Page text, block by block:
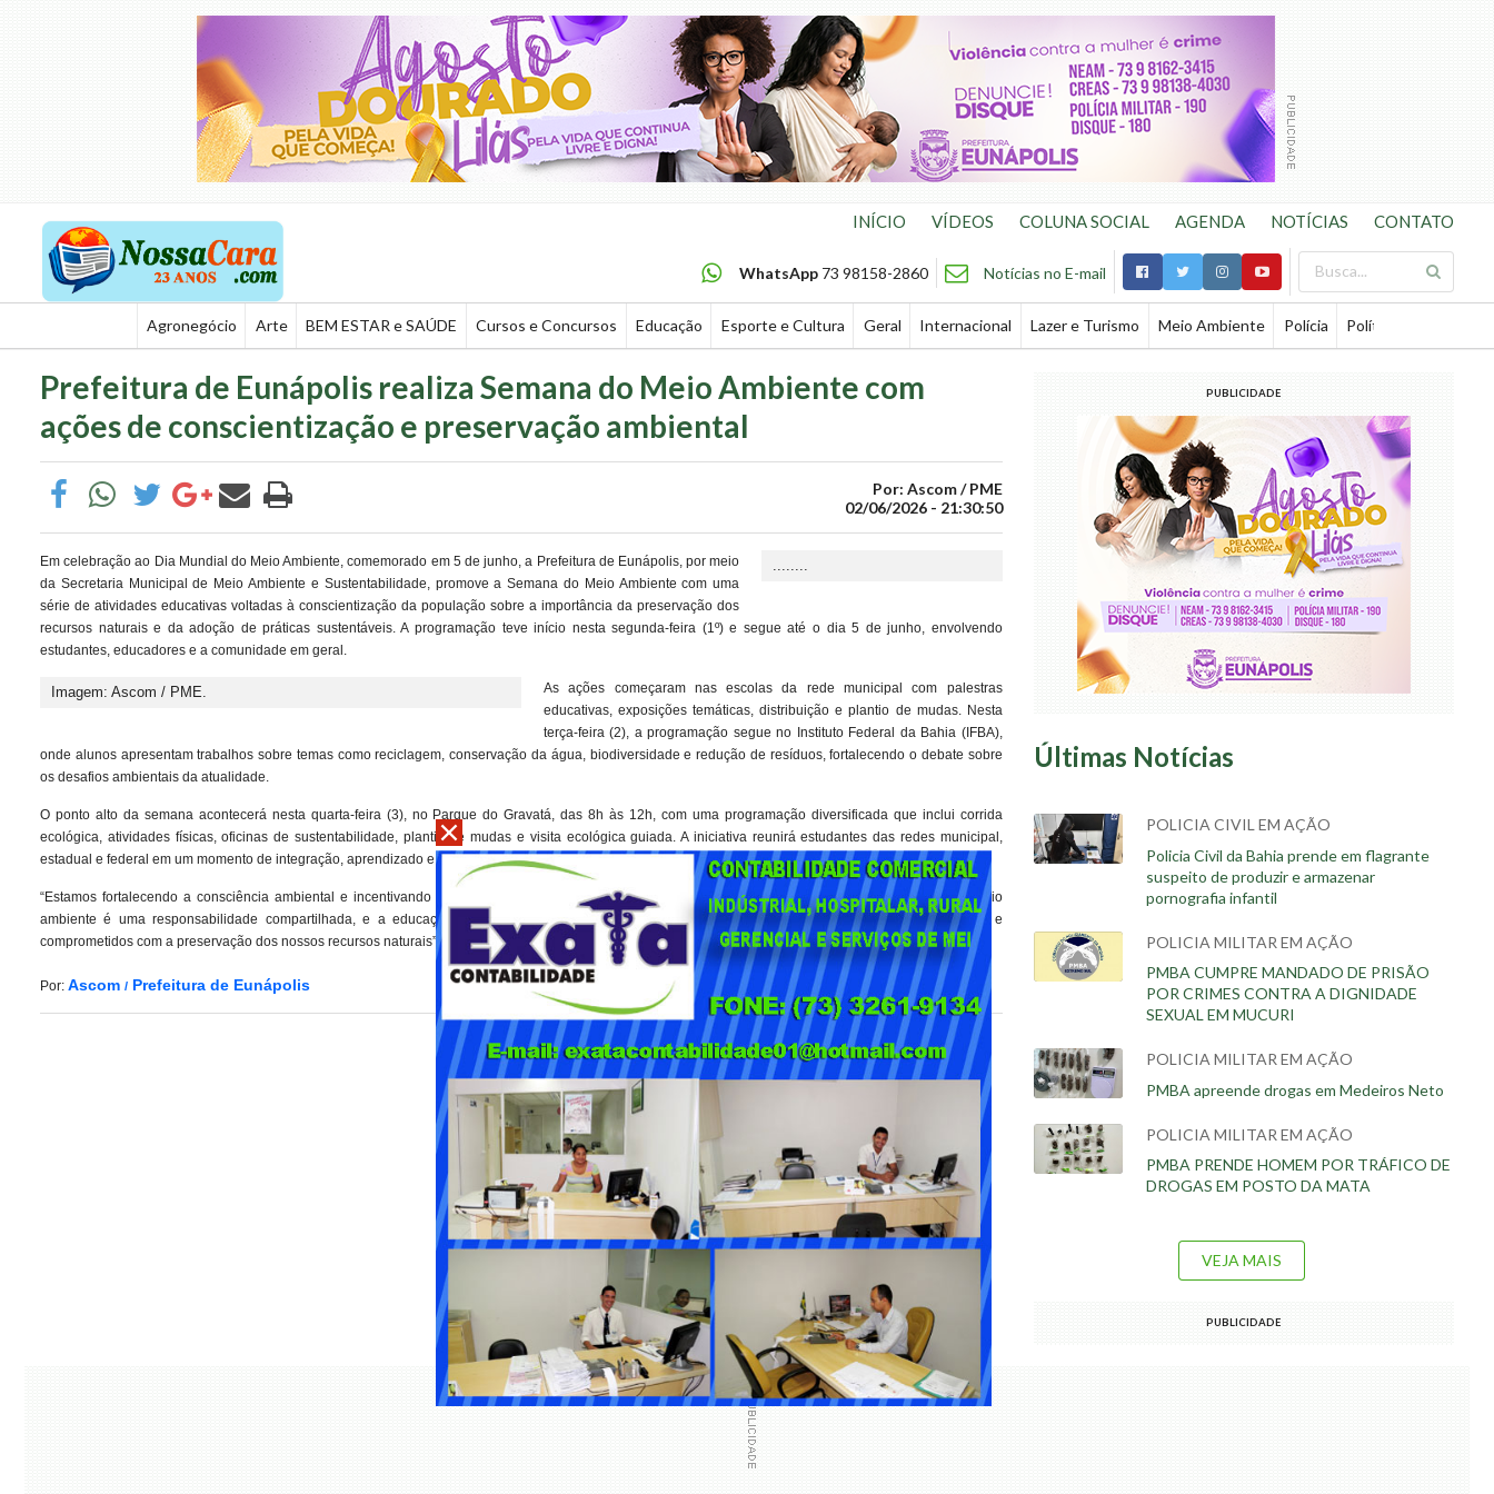
INÍCIO VÍDEOS COLUNA SOCIAL AGENDA NOTÍCIAS CONTATO
WhatsApp 73 98158-2860 Notícias no E-mail
Agronegócio Arte BEM ESTAR e SAÚDE Cursos e Concursos Educação Esporte e Cultura Geral Internacional Lazer e Turismo Meio Ambiente Polícia Política
Prefeitura de Eunápolis realiza Semana do Meio Ambiente com
ações de conscientização e preservação ambiental
Por: Ascom / PME
02/06/2026 - 21:30:50
........
Em celebração ao Dia Mundial do Meio Ambiente, comemorado em 5 de junho, a Prefeitura de Eunápolis, por meio
da Secretaria Municipal de Meio Ambiente e Sustentabilidade, promove a Semana do Meio Ambiente com uma
série de atividades educativas voltadas à conscientização da população sobre a importância da preservação dos
recursos naturais e da adoção de práticas sustentáveis. A programação teve início nesta segunda-feira (1º) e segue até o dia 5 de junho, envolvendo
estudantes, educadores e a comunidade em geral.
Imagem: Ascom / PME.
As ações começaram nas escolas da rede municipal com palestras
educativas, exposições temáticas, distribuição e plantio de mudas. Nesta
terça-feira (2), a programação segue no Instituto Federal da Bahia (IFBA),
onde alunos apresentam trabalhos sobre temas como reciclagem, conservação da água, biodiversidade e redução de resíduos, fortalecendo o debate sobre
os desafios ambientais da atualidade.
O ponto alto da semana acontecerá nesta quarta-feira (3), no Parque do Gravatá, das 8h às 12h, com uma programação diversificada que inclui corrida
ecológica, atividades físicas, oficinas de sustentabilidade, plantio de mudas e visita ecológica guiada. A iniciativa reunirá estudantes das redes municipal,
estadual e federal em um momento de integração, aprendizado e contato direto com a natureza.
“Estamos fortalecendo a consciência ambiental e incentivando atitudes que fazem a diferença no presente e no futuro da nossa cidade. Cuidar do meio
ambiente é uma responsabilidade compartilhada, e a educação ambiental tem um papel fundamental na formação de cidadãos mais conscientes e
comprometidos com a preservação dos nossos recursos naturais”, destacou o secretário municipal de Meio Ambiente e Sustentabilidade, Lourêncio Oliveira.
Por: Ascom / Prefeitura de Eunápolis
PUBLICIDADE
Últimas Notícias
POLICIA CIVIL EM AÇÃO
Policia Civil da Bahia prende em flagrante
suspeito de produzir e armazenar
pornografia infantil
POLICIA MILITAR EM AÇÃO
PMBA CUMPRE MANDADO DE PRISÃO
POR CRIMES CONTRA A DIGNIDADE
SEXUAL EM MUCURI
POLICIA MILITAR EM AÇÃO
PMBA apreende drogas em Medeiros Neto
POLICIA MILITAR EM AÇÃO
PMBA PRENDE HOMEM POR TRÁFICO DE
DROGAS EM POSTO DA MATA
VEJA MAIS
PUBLICIDADE